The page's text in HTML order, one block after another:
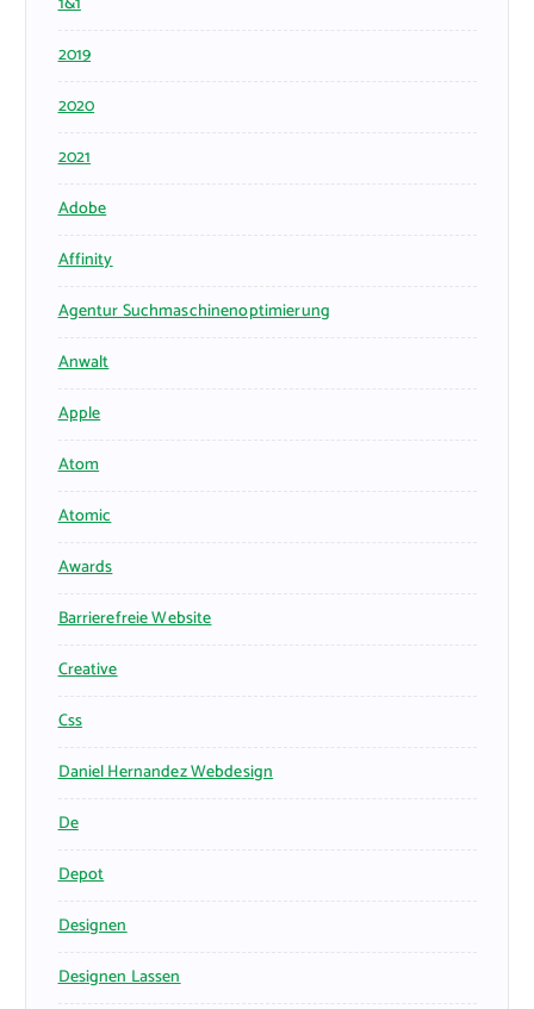
2019
2020
2021
Adobe
Affinity
Agentur Suchmaschinenoptimierung
Anwalt
Apple
Atom
Atomic
Awards
Barrierefreie Website
Creative
Css
Daniel Hernandez Webdesign
De
Depot
Designen
Designen Lassen